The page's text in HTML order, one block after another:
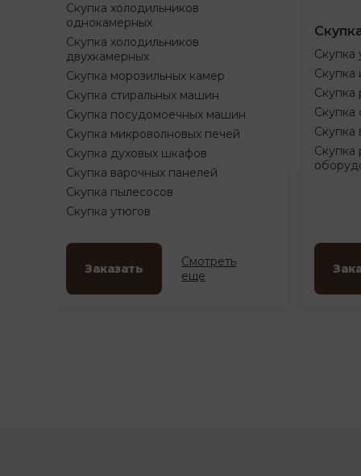
Скупка холодильников
однокамерных
Скупка холодильников
двухкамерных
Скупка морозильных камер
Скупка стиральных машин
Скупка посудомоечных машин
Скупка микроволновых печей
Скупка духовых шкафов
Скупка варочных панелей
Скупка пылесосов
Скупка утюгов
Заказать
Смотреть
еще
Скупка
Скупка
Скупка
Скупка
Скупка
Скупка